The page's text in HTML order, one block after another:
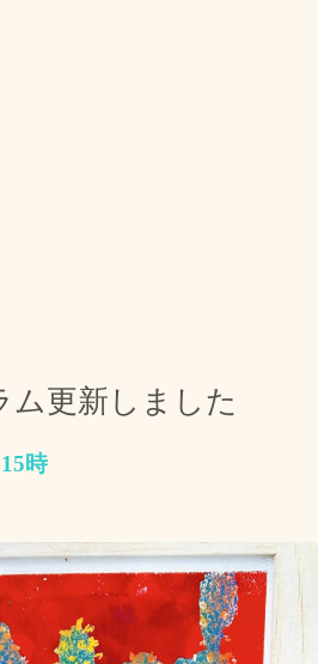
ム更新しました
時